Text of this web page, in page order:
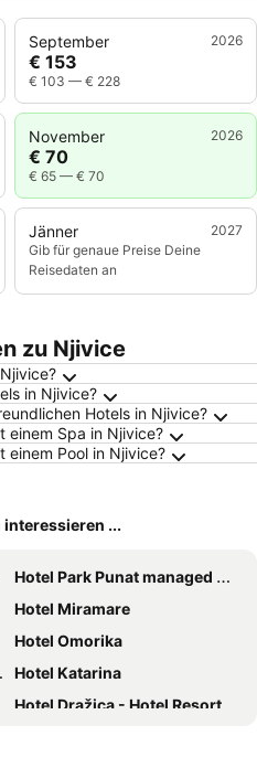
September 2026
€ 153
€ 103 — € 228
November 2026
€ 70
€ 65 — € 70
Jänner
2027
Gib für genaue Preise Deine
Reisedaten an
zu Njivice
in Njivice?
Hotels in Njivice?
einem Spa in Njivice?
einem Pool in Njivice?
interessieren ...
Hotel Park Punat managed by Falkensteiner
Hotel Miramare
Hotel Omorika
Hotel Katarina
Hotel Dražica - Hotel Resort Dražica